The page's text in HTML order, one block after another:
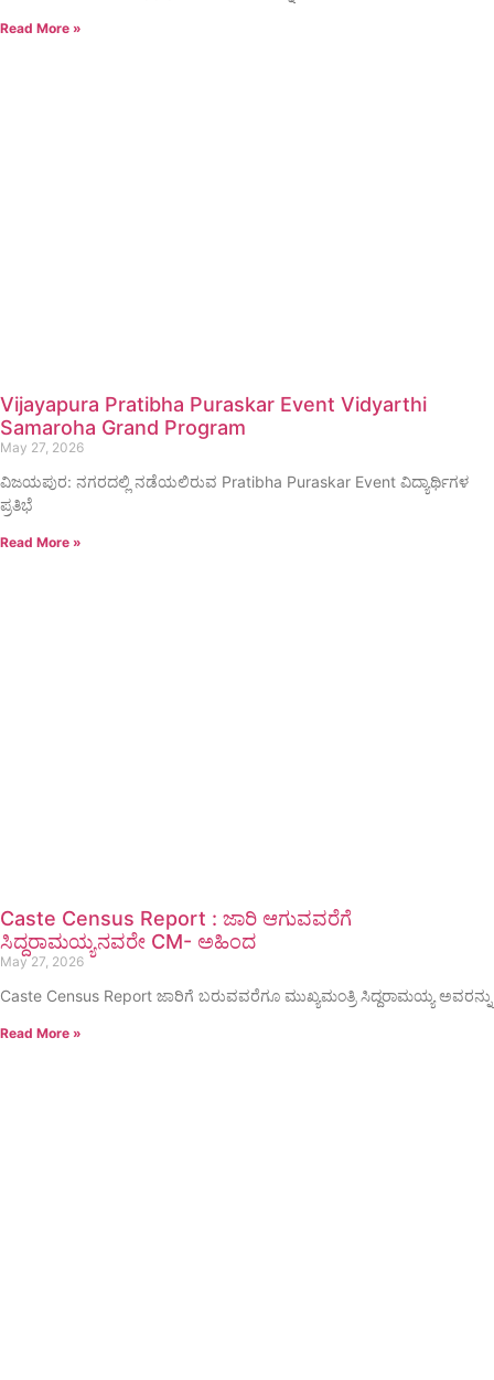
Read More »
Vijayapura Pratibha Puraskar Event Vidyarthi
Samaroha Grand Program
May 27, 2026
ವಿಜಯಪುರ: ನಗರದಲ್ಲಿ ನಡೆಯಲಿರುವ Pratibha Puraskar Event ವಿದ್ಯಾರ್ಥಿಗಳ
ಪ್ರತಿಭೆ
Read More »
Caste Census Report : ಜಾರಿ ಆಗುವವರೆಗೆ
ಸಿದ್ದರಾಮಯ್ಯನವರೇ CM- ಅಹಿಂದ
May 27, 2026
Caste Census Report ಜಾರಿಗೆ ಬರುವವರೆಗೂ ಮುಖ್ಯಮಂತ್ರಿ ಸಿದ್ದರಾಮಯ್ಯ ಅವರನ್ನು
Read More »